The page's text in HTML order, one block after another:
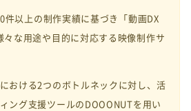
件以上の制作実績に基づき「動画DX
々な用途や目的に対応する映像制作サ
おける2つのボトルネックに対し、活
ング支援ツールのDOOONUTを用い